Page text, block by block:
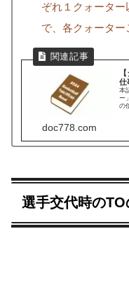
ぞれ１クォータ
で、各クォーター
仕
本
ー
の
doc778.com
選手交代時の